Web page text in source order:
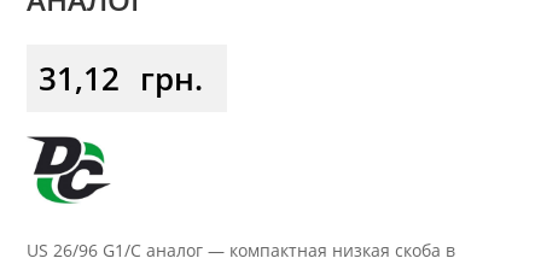
31,12 грн.
US 26/96 G1/C аналог — компактная низкая скоба в